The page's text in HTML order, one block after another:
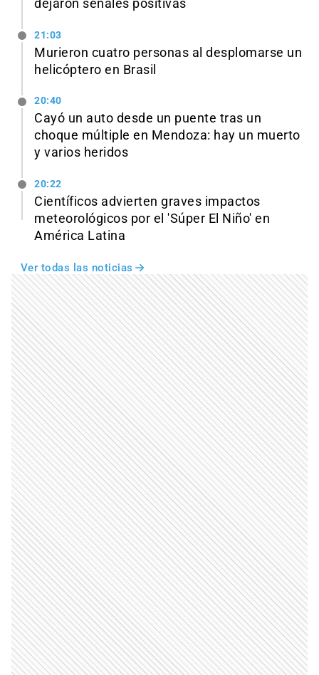
dejaron señales positivas
21:03
Murieron cuatro personas al desplomarse un
helicóptero en Brasil
20:40
Cayó un auto desde un puente tras un
choque múltiple en Mendoza: hay un muerto
y varios heridos
20:22
Científicos advierten graves impactos
meteorológicos por el 'Súper El Niño' en
América Latina
Ver todas las noticias